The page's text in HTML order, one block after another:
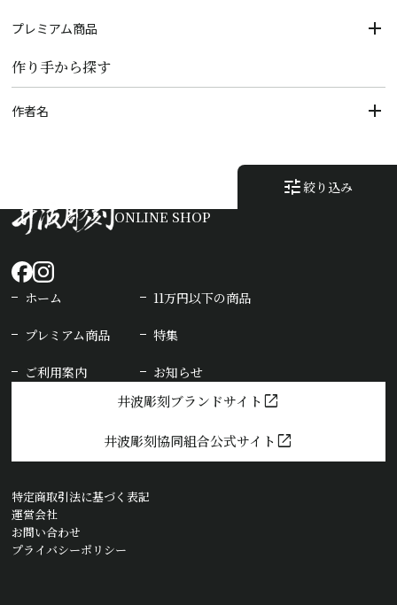
プレミアム商品
作り手から探す
作者名
tune絞り込み
ONLINE SHOP
ホーム 11万円以下の商品
プレミアム商品 特集
ご利用案内 お知らせ
井波彫刻ブランドサイト open_in_new
井波彫刻協同組合公式サイト open_in_new
特定商取引法に基づく表記
運営会社
お問い合わせ
プライバシーポリシー